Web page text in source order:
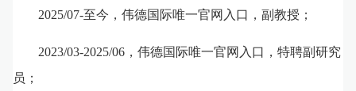
2025/07-至今 ，伟德国际唯一官网入口，副教授；
2023/03-2025/06 ，伟德国际唯一官网入口，特聘副研究
员；